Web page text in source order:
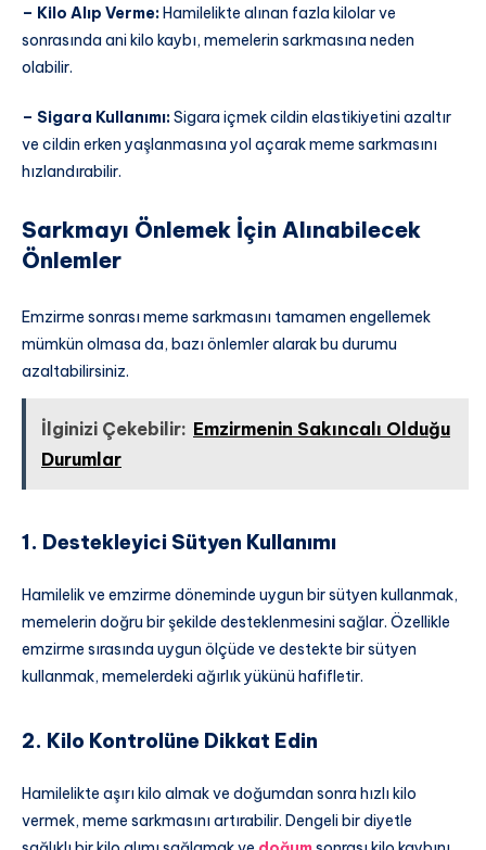
– Kilo Alıp Verme:Hamilelikte alınan fazla kilolar ve
sonrasında ani kilo kaybı, memelerin sarkmasına neden
olabilir.
– Sigara Kullanımı:Sigara içmek cildin elastikiyetini azaltır
ve cildin erken yaşlanmasına yol açarak meme sarkmasını
hızlandırabilir.
Sarkmayı Önlemek İçin Alınabilecek
Önlemler
Emzirme sonrası meme sarkmasını tamamen engellemek
mümkün olmasa da, bazı önlemler alarak bu durumu
azaltabilirsiniz.
İlginizi Çekebilir: Emzirmenin Sakıncalı Olduğu
Durumlar
1. Destekleyici Sütyen Kullanımı
Hamilelik ve emzirme döneminde uygun bir sütyen kullanmak,
memelerin doğru bir şekilde desteklenmesini sağlar. Özellikle
emzirme sırasında uygun ölçüde ve destekte bir sütyen
kullanmak, memelerdeki ağırlık yükünü hafifletir.
2. Kilo Kontrolüne Dikkat Edin
Hamilelikte aşırı kilo almak ve doğumdan sonra hızlı kilo
vermek, meme sarkmasını artırabilir. Dengeli bir diyetle